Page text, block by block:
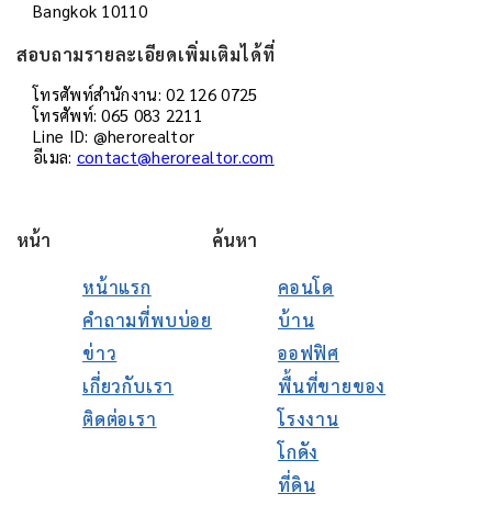
Bangkok 10110
สอบถามรายละเอียดเพิ่มเติมได้ที่
โทรศัพท์สำนักงาน: 02 126 0725
โทรศัพท์: 065 083 2211
Line ID: @herorealtor
อีเมล: contact@herorealtor.com
หน้า
หน้าแรก
คำถามที่พบบ่อย
ข่าว
เกี่ยวกับเรา
ติดต่อเรา
ค้นหา
คอนโด
บ้าน
ออฟฟิศ
พื้นที่ขายของ
โรงงาน
โกดัง
ที่ดิน